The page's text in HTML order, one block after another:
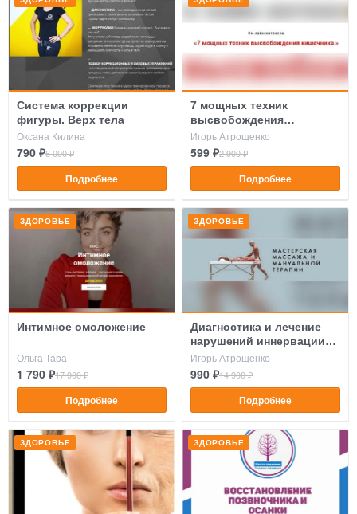
Система коррекции
фигуры. Верх тела
Оксана Килина
790 ₽6 000 ₽
Подробнее
7 мощных техник
высвобождения
кишечника
Игорь Атрощенко
599 ₽2 900 ₽
Подробнее
ЗДОРОВЬЕ
Интимное омоложение
Ольга Тара
1 790 ₽17 900 ₽
Подробнее
ЗДОРОВЬЕ
Диагностика и лечение
нарушений иннервации
внутренних органов
Игорь Атрощенко
990 ₽14 900 ₽
Подробнее
ЗДОРОВЬЕ ЗДОРОВЬЕ